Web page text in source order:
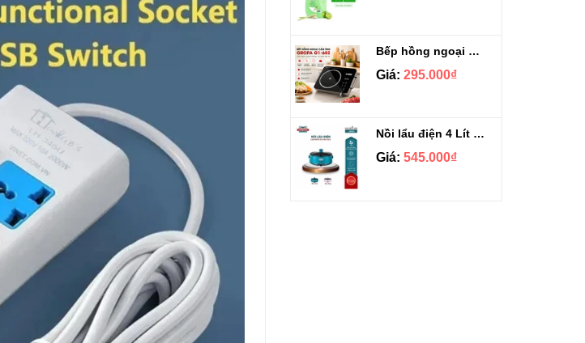
Bếp hồng ngoại cảm ứng Gropa G1-602
Giá: 295.000₫
Nồi lẩu điện 4 Lít Ladomax HA-238
Giá: 545.000₫